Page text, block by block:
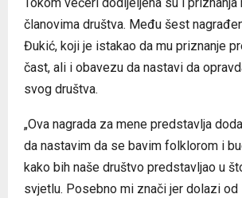
članovima društva. Među šest
Đukić, koji je istakao da mu priznanje
čast, ali i obavezu da nastavi da
svog društva.
„Ova nagrada za mene predstavlja
da nastavim da se bavim folklorom i
kako bih naše društvo predstavljao u
svjetlu. Posebno mi znači jer dolazi od